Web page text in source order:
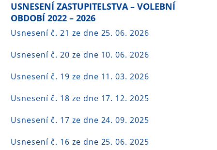
USNESENÍ ZASTUPITELSTVA – VOLEBNÍ
OBDOBÍ 2022 – 2026
Usnesení č. 21 ze dne 25. 06. 2026
Usnesení č. 20 ze dne 10. 06. 2026
Usnesení č. 19 ze dne 11. 03. 2026
Usnesení č. 18 ze dne 17. 12. 2025
Usnesení č. 17 ze dne 24. 09. 2025
Usnesení č. 16 ze dne 25. 06. 2025